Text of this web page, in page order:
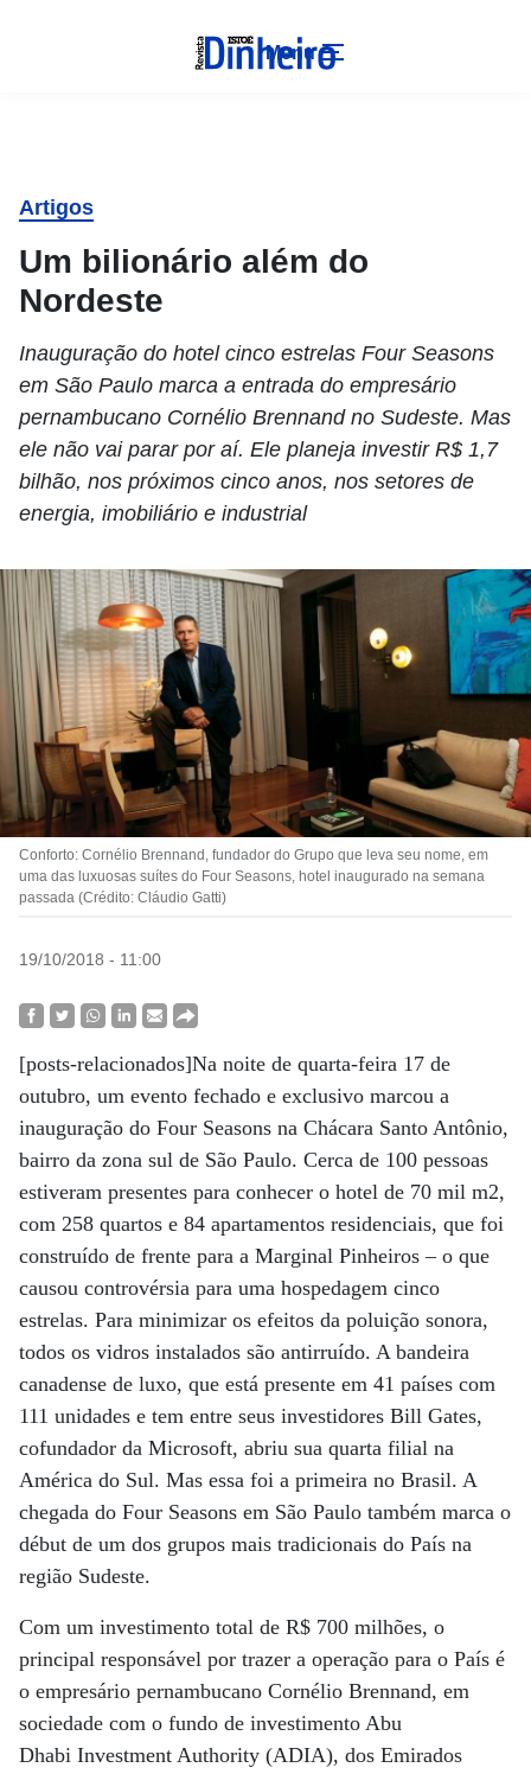
Menu
Artigos
Um bilionário além do
Nordeste
Inauguração do hotel cinco estrelas Four Seasons
em São Paulo marca a entrada do empresário
pernambucano Cornélio Brennand no Sudeste. Mas
ele não vai parar por aí. Ele planeja investir R$ 1,7
bilhão, nos próximos cinco anos, nos setores de
energia, imobiliário e industrial
Conforto: Cornélio Brennand, fundador do Grupo que leva seu nome, em
uma das luxuosas suítes do Four Seasons, hotel inaugurado na semana
passada (Crédito: Cláudio Gatti)
19/10/2018 - 11:00
[posts-relacionados]Na noite de quarta-feira 17 de
outubro, um evento fechado e exclusivo marcou a
inauguração do Four Seasons na Chácara Santo Antônio,
bairro da zona sul de São Paulo. Cerca de 100 pessoas
estiveram presentes para conhecer o hotel de 70 mil m2,
com 258 quartos e 84 apartamentos residenciais, que foi
construído de frente para a Marginal Pinheiros – o que
causou controvérsia para uma hospedagem cinco
estrelas. Para minimizar os efeitos da poluição sonora,
todos os vidros instalados são antirruído. A bandeira
canadense de luxo, que está presente em 41 países com
111 unidades e tem entre seus investidores Bill Gates,
cofundador da Microsoft, abriu sua quarta filial na
América do Sul. Mas essa foi a primeira no Brasil. A
chegada do Four Seasons em São Paulo também marca o
début de um dos grupos mais tradicionais do País na
região Sudeste.
Com um investimento total de R$ 700 milhões, o
principal responsável por trazer a operação para o País é
o empresário pernambucano Cornélio Brennand, em
sociedade com o fundo de investimento Abu
Dhabi Investment Authority (ADIA), dos Emirados